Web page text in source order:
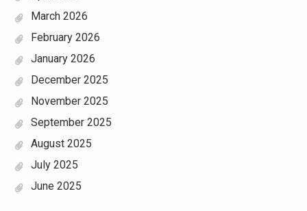
March 2026
February 2026
January 2026
December 2025
November 2025
September 2025
August 2025
July 2025
June 2025